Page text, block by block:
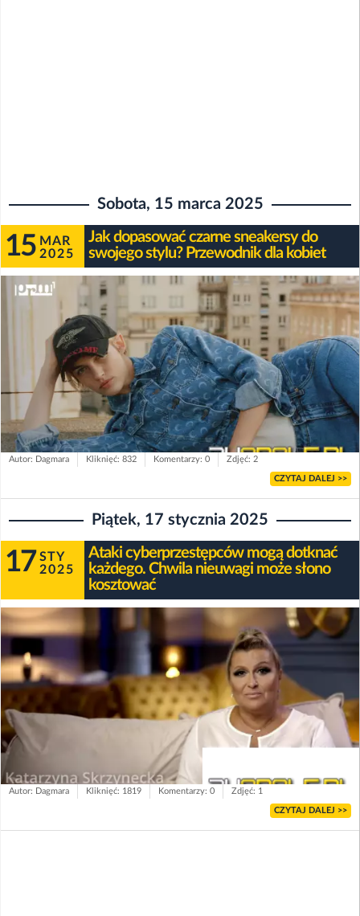
Sobota, 15 marca 2025
15 MAR
2025
Jak dopasować czarne sneakersy do
swojego stylu? Przewodnik dla kobiet
Autor: Dagmara Kliknięć: 832 Komentarzy: 0 Zdjęć: 2
CZYTAJ DALEJ >>
Piątek, 17 stycznia 2025
17 STY
2025
Ataki cyberprzestępców mogą dotknać
każdego. Chwila nieuwagi może słono
kosztować
Autor: Dagmara Kliknięć: 1819 Komentarzy: 0 Zdjęć: 1
CZYTAJ DALEJ >>